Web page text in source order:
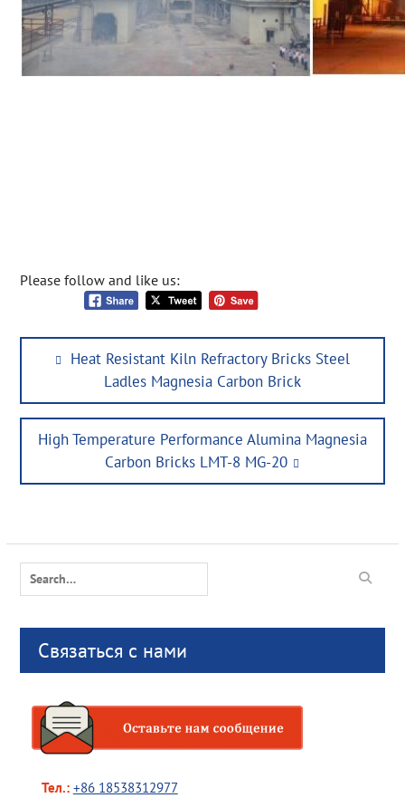
Please follow and like us:
Post
navigation
Previous
Heat Resistant Kiln Refractory Bricks Steel
Ladles Magnesia Carbon Brick
Next
High Temperature Performance Alumina Magnesia
Carbon Bricks LMT-8 MG-20
Search
Связаться с нами
Тел.: +86 18538312977